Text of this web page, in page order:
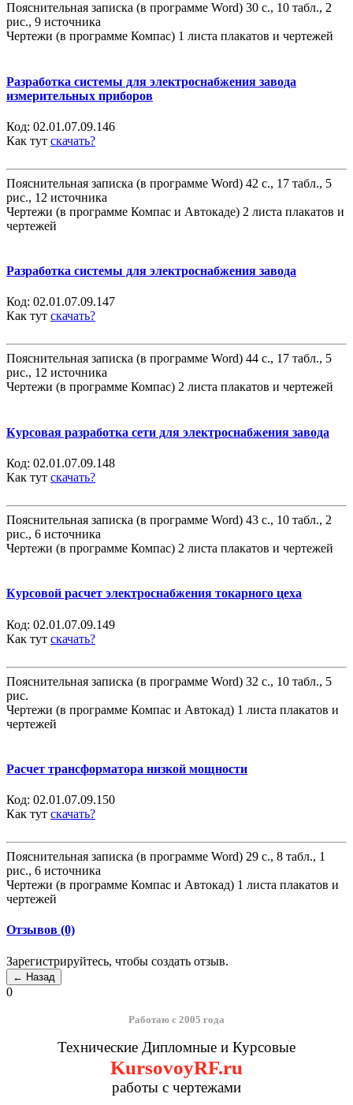
Пояснительная записка (в программе Word) 30 с., 10 табл., 2
рис., 9 источника
Чертежи (в программе Компас) 1 листа плакатов и чертежей
Разработка системы для электроснабжения завода
измерительных приборов
Код: 02.01.07.09.146
Как тут скачать?
Пояснительная записка (в программе Word) 42 с., 17 табл., 5
рис., 12 источника
Чертежи (в программе Компас и Автокаде) 2 листа плакатов и
чертежей
Разработка системы для электроснабжения завода
Код: 02.01.07.09.147
Как тут скачать?
Пояснительная записка (в программе Word) 44 с., 17 табл., 5
рис., 12 источника
Чертежи (в программе Компас) 2 листа плакатов и чертежей
Курсовая разработка сети для электроснабжения завода
Код: 02.01.07.09.148
Как тут скачать?
Пояснительная записка (в программе Word) 43 с., 10 табл., 2
рис., 6 источника
Чертежи (в программе Компас) 2 листа плакатов и чертежей
Курсовой расчет электроснабжения токарного цеха
Код: 02.01.07.09.149
Как тут скачать?
Пояснительная записка (в программе Word) 32 с., 10 табл., 5
рис.
Чертежи (в программе Компас и Автокад) 1 листа плакатов и
чертежей
Расчет трансформатора низкой мощности
Код: 02.01.07.09.150
Как тут скачать?
Пояснительная записка (в программе Word) 29 с., 8 табл., 1
рис., 6 источника
Чертежи (в программе Компас и Автокад) 1 листа плакатов и
чертежей
Отзывов (0)
Зарегистрируйтесь, чтобы создать отзыв.
0
Работаю с 2005 года
Технические Дипломные и Курсовые
KursovoyRF.ru
работы с чертежами